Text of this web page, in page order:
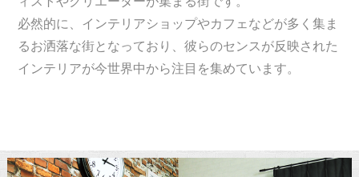
必然的に、インテリアショップやカフェなどが多く集ま
るお洒落な街となっており、彼らのセンスが反映された
インテリアが今世界中から注目を集めています。